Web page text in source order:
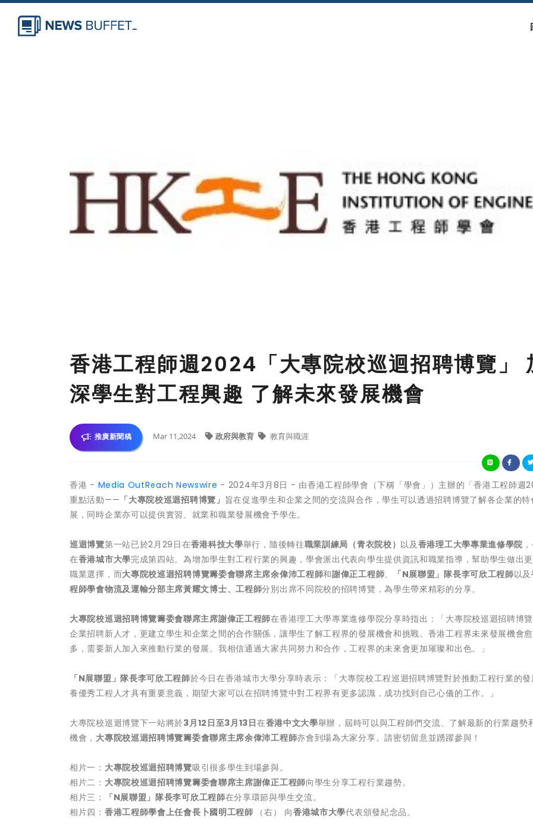
香港工程師週2024「大專院校巡迴招聘博覽」
深學生對工程興趣 了解未來發展機會
推廣新聞稿 Mar 11,2024 政府與教育 教育與職涯
香港 - Media OutReach Newswire - 2024年3月8日 - 由香港工程師學會（下稱「學會」）主辦的「香港工程師週
重點活動—— 「大專院校巡迴招聘博覽」 旨在促進學生和企業之間的交流與合作，學生可以透過招聘博覽了解各企業的特
展，同時企業亦可以提供實習、就業和職業發展機會予學生。
巡迴博覽第一站已於2月29日在香港科技大學舉行，隨後轉往職業訓練局（青衣院校） 以及香港理工大學專業進修學院
在香港城市大學完成第四站。為增加學生對工程行業的興趣，學會派出代表向學生提供資訊和職業指導，幫助學生做出
職業選擇，而大專院校巡迴招聘博覽籌委會聯席主席余偉沛工程師和謝偉正工程師、 「N展聯盟」隊長李可欣工程師以及
程師學會物流及運輸分部主席黃耀文博士、工程師分別出席不同院校的招聘博覽，為學生帶來精彩的分享。
大專院校巡迴招聘博覽籌委會聯席主席謝偉正工程師在香港理工大學專業進修學院分享時指出：「大專院校巡迴招聘博
企業招聘新人才，更建立學生和企業之間的合作關係，讓學生了解工程界的發展機會和挑戰。香港工程界未來發展機會
多，需要新人加入來推動行業的發展。我相信通過大家共同努力和合作，工程界的未來會更加璀璨和出色。」
「N展聯盟」隊長李可欣工程師於今日在香港城市大學分享時表示：「大專院校工程巡迴招聘博覽對於推動工程行業的
養優秀工程人才具有重要意義，期望大家可以在招聘博覽中對工程界有更多認識，成功找到自己心儀的工作。」
大專院校巡迴博覽下一站將於3月12 日至3月13日在香港中文大學舉辦，屆時可以與工程師們交流、了解最新的行業趨勢
機會， 大專院校巡迴招聘博覽籌委會聯席主席余偉沛工程師亦會到場為大家分享。請密切留意並踴躍參與！
相片一： 大專院校巡迴招聘博覽吸引很多學生到場參與。
相片二： 大專院校巡迴招聘博覽籌委會聯席主席謝偉正工程師向學生分享工程行業趨勢。
相片三：
「N展聯盟」隊長李可欣工程師在分享環節與學生交流。
相片四： 香港工程師學會上任會長卜國明工程師 （右） 向香港城市大學代表頒發紀念品。